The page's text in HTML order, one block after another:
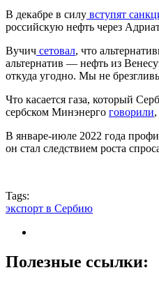
В декабре в силу вступят
российскую нефть через
Вучич сетовал, что
альтернатив — нефть из
откуда угодно. Мы не
Что касается газа, который
сербском Минэнерго говорили
В январе-июле 2022 года
он стал следствием роста
Tags:
экспорт в Сербию
Полезные ссылки: